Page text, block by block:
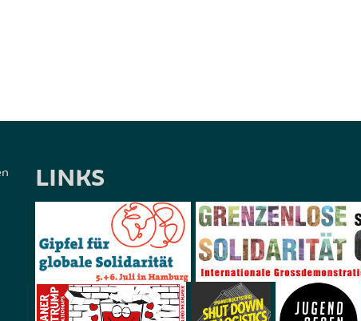
LINKS